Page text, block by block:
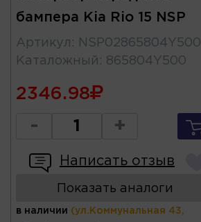
бампера Kia Rio 15 NSP
Артикул :
NSP02865804Y500
Каталожный : 865804Y500
2346.98
- +
Написать отзыв
Показать аналоги
в наличии (ул.Коммунальная 43,